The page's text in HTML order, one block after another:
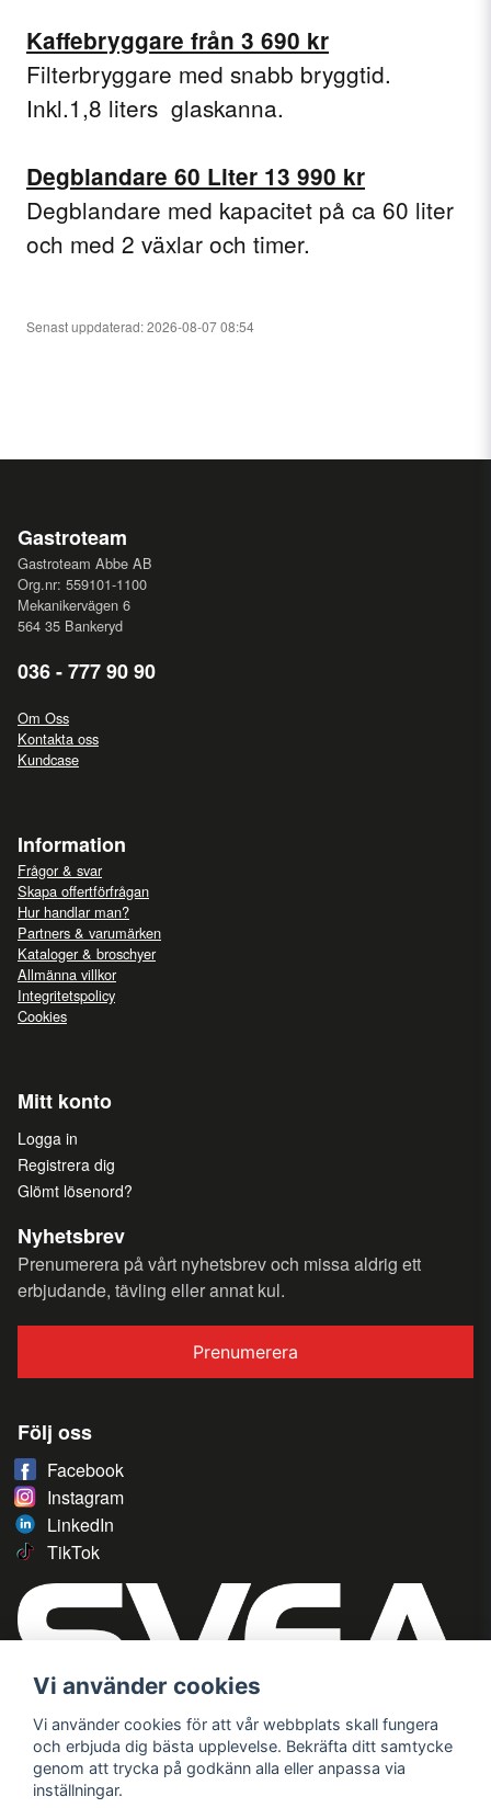
Kaffebryggare från 3 690 kr
Filterbryggare med snabb bryggtid.
Inkl.1,8 liters glaskanna.
Degblandare 60 Liter 13 990 kr
Degblandare med kapacitet på ca 60 liter
och med 2 växlar och timer.
Senast uppdaterad: 2026-08-07 08:54
Gastroteam
Gastroteam Abbe AB
Org.nr: 559101-1100
Mekanikervägen 6
564 35 Bankeryd
036 - 777 90 90
Om Oss
Kontakta oss
Kundcase
Information
Frågor & svar
Skapa offertförfrågan
Hur handlar man?
Partners & varumärken
Kataloger & broschyer
Allmänna villkor
Integritetspolicy
Cookies
Mitt konto
Logga in
Registrera dig
Glömt lösenord?
Nyhetsbrev
Prenumerera på vårt nyhetsbrev och missa aldrig ett
erbjudande, tävling eller annat kul.
Prenumerera
Följ oss
Facebook
Instagram
LinkedIn
TikTok
Vi använder cookies
Vi använder cookies för att vår webbplats skall fungera
och erbjuda dig bästa upplevelse. Bekräfta ditt samtycke
genom att trycka på godkänn alla eller anpassa via
inställningar.